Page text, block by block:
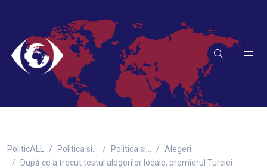
PoliticALL Politica si… Politica si...
Alegeri
După ce a trecut testul alegerilor locale, premierul Turciei